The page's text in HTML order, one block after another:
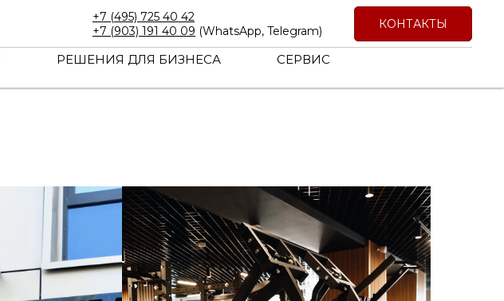
+7 (495) 725 40 42
+7 (903) 191 40 09 (WhatsApp, Telegram)
КОНТАКТЫ
РЕШЕНИЯ ДЛЯ БИЗНЕСА
СЕРВИС